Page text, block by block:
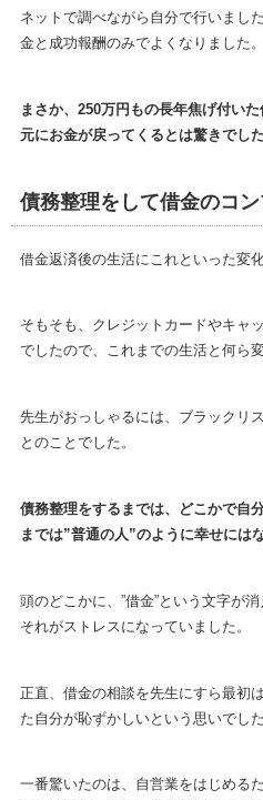
ネットで調べながら自分で行いまし
金と成功報酬のみでよくなりました。
まさか、250万円もの長年焦げ付い
元にお金が戻ってくるとは驚きでした
債務整理をして借金のコ
借金返済後の生活にこれといった変
そもそも、クレジットカードやキャ
でしたので、これまでの生活と何ら
先生がおっしゃるには、ブラックリ
とのことでした。
債務整理をするまでは、どこかで自
までは”普通の人”のように幸せには
頭のどこかに、”借金”という文字が
それがストレスになっていました。
正直、借金の相談を先生にすら最初
た自分が恥ずかしいという思いでした
一番驚いたのは、自営業をはじめる